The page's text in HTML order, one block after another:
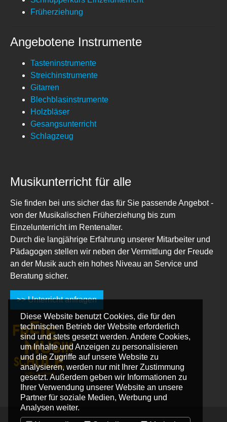
Früherziehung
Angebotene Instrumente
Tasteninstrumente
Streichinstrumente
Gitarren
Blechblasinstrumente
Holzbläser
Gesangsunterricht
Schlagzeug
Musikunterricht für alle
Sie finden bei uns sicher das für Sie passende Angebot -
von der Musikalischen Früherziehung bis zum
Einzelunterricht im Rentenalter.
Durch die langjährige Erfahrung unserer Mitarbeiter und
Pädagogen stellen wir neben der Vermittlung der Freude
an der Musik auch ein hohes Niveau an Service und
Beratung sicher.
>> Unterricht anfragen
Diese Website benutzt Cookies, die für den
technischen Betrieb der Website erforderlich
sind und stets gesetzt werden. Andere Cookies,
um Inhalte und Anzeigen zu personalisieren
und die Zugriffe auf unsere Website zu
analysieren, werden nur mit Ihrer Zustimmung
gesetzt. Außerdem geben wir Informationen zu
Ihrer Verwendung unserer Website an unsere
Partner für soziale Medien, Werbung und
Analysen weiter.